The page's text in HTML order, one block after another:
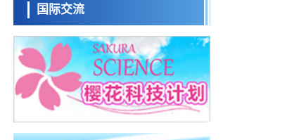
安全性，在转移性尿路上皮癌患者中开展临
床试验
政策
书》，解读第七期基本计划首年度政策方向
科学研究
东京大学发现可诱导细胞死亡的新型信使物
科学研究
东京都健康长寿医疗中心跨器官揭示衰老过
程中的糖链变化
科学研究
国际交流
来馆 科学交
流员
小岩井忠道 泷川 进 戴维